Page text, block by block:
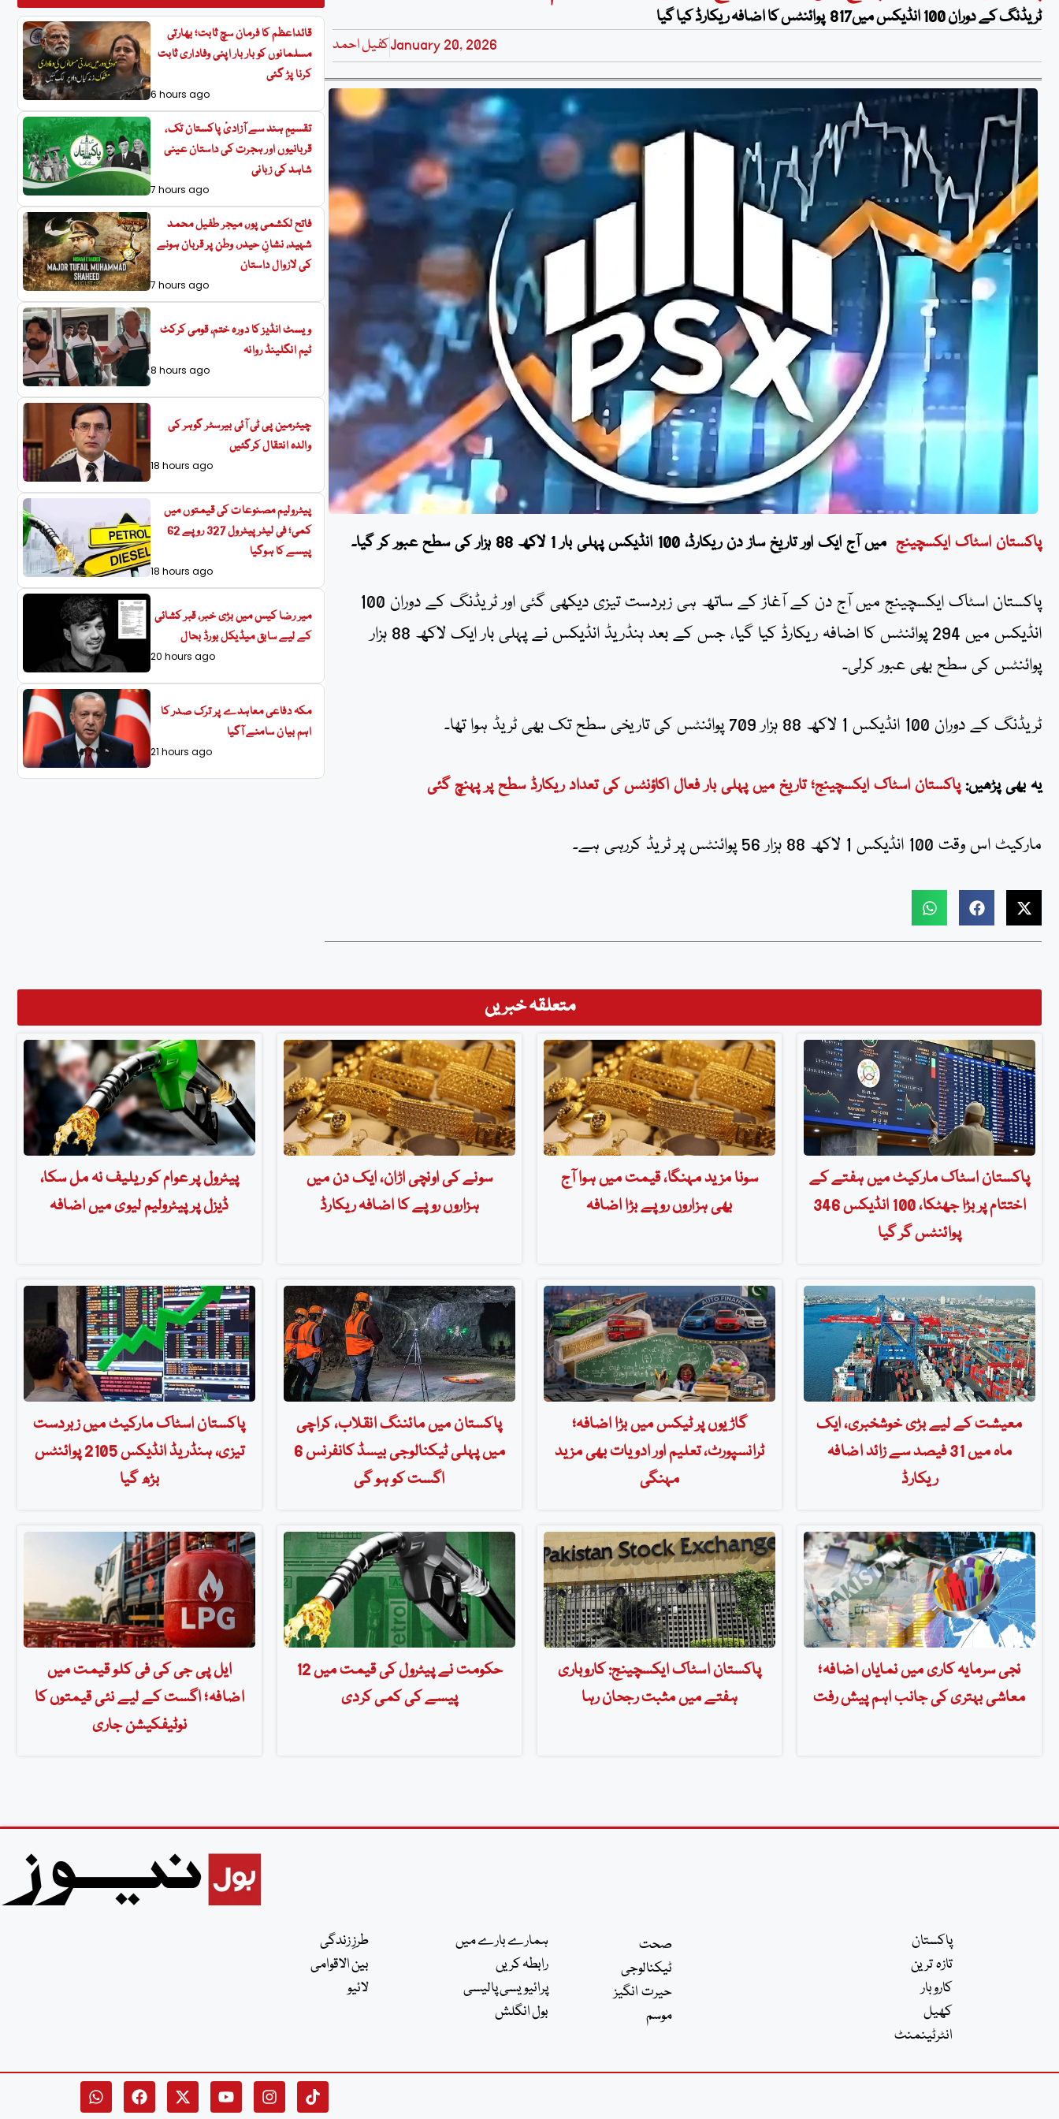
قائداعظم کا فرمان سچ ثابت؛ بھارتی
مسلمانوں کو بار بار اپنی وفاداری ثابت
کرنا پڑ گئی
6 hours ago
تقسیمِ ہند سے آزادیٔ پاکستان تک،
قربانیوں اور ہجرت کی داستان عینی
شاہد کی زبانی
7 hours ago
فاتح لکشمی پور، میجر طفیل محمد
شہید، نشانِ حیدر، وطن پر قربان ہونے
کی لازوال داستان
7 hours ago
ویسٹ انڈیز کا دورہ ختم، قومی کرکٹ
ٹیم انگلینڈ روانہ
8 hours ago
چیئرمین پی ٹی آئی بیرسٹر گوہر کی
والدہ انتقال کرگئیں
18 hours ago
پیٹرولیم مصنوعات کی قیمتوں میں
کمی؛ فی لیٹر پیٹرول 327 روپے 62
پیسے کا ہوگیا
18 hours ago
میر رضا کیس میں بڑی خبر، قبر کشائی
کے لیے سابق میڈیکل بورڈ بحال
20 hours ago
مکہ دفاعی معاہدے پر ترک صدر کا
اہم بیان سامنے آگیا
21 hours ago
ٹریڈنگ کے دوران 100 انڈیکس میں817 پوائنٹس کا اضافہ ریکارڈ کیا گیا
کفیل احمدJanuary 20, 2026
پاکستان اسٹاک ایکسچینج میں آج ایک اور تاریخ ساز دن ریکارڈ، 100 انڈیکس پہلی بار 1 لاکھ 88 ہزار کی سطح عبور کر گیا۔
پاکستان اسٹاک ایکسچینج میں آج دن کے آغاز کے ساتھ ہی زبردست تیزی دیکھی گئی اور ٹریڈنگ کے دوران 100
انڈیکس میں 294 پوائنٹس کا اضافہ ریکارڈ کیا گیا، جس کے بعد ہنڈریڈ انڈیکس نے پہلی بار ایک لاکھ 88 ہزار
پوائنٹس کی سطح بھی عبور کرلی۔
ٹریڈنگ کے دوران 100 انڈیکس 1 لاکھ 88 ہزار 709 پوائنٹس کی تاریخی سطح تک بھی ٹریڈ ہوا تھا۔
یہ بھی پڑھیں:پاکستان اسٹاک ایکسچینج؛ تاریخ میں پہلی بار فعال اکاؤنٹس کی تعداد ریکارڈ سطح پر پہنچ گئی
مارکیٹ اس وقت 100 انڈیکس 1 لاکھ 88 ہزار 56 پوائنٹس پر ٹریڈ کررہی ہے۔
متعلقہ خبریں
پاکستان اسٹاک مارکیٹ میں ہفتے کے
اختتام پر بڑا جھٹکا، 100 انڈیکس 346
پوائنٹس گر گیا
سونا مزید مہنگا، قیمت میں ہوا آج
بھی ہزاروں روپے بڑا اضافہ
سونے کی اونچی اڑان، ایک دن میں
ہزاروں روپے کا اضافہ ریکارڈ
پیٹرول پر عوام کو ریلیف نہ مل سکا،
ڈیزل پر پیٹرولیم لیوی میں اضافہ
معیشت کے لیے بڑی خوشخبری، ایک
ماہ میں 31 فیصد سے زائد اضافہ
ریکارڈ
گاڑیوں پر ٹیکس میں بڑا اضافہ؛
ٹرانسپورٹ، تعلیم اور ادویات بھی مزید
مہنگی
پاکستان میں مائننگ انقلاب، کراچی
میں پہلی ٹیکنالوجی بیسڈ کانفرنس 6
اگست کو ہو گی
پاکستان اسٹاک مارکیٹ میں زبردست
تیزی، ہنڈریڈ انڈیکس 2105 پوائنٹس
بڑھ گیا
نجی سرمایہ کاری میں نمایاں اضافہ؛
معاشی بہتری کی جانب اہم پیش رفت
پاکستان اسٹاک ایکسچینج: کاروباری
ہفتے میں مثبت رجحان رہا
حکومت نے پیٹرول کی قیمت میں 12
پیسے کی کمی کردی
ایل پی جی کی فی کلو قیمت میں
اضافہ؛ اگست کے لیے نئی قیمتوں کا
نوٹیفکیشن جاری
پاکستان
تازہ ترین
کاروبار
کھیل
انٹرٹینمنٹ
صحت
ٹیکنالوجی
حیرت انگیز
موسم
طرزِ زندگی
بین الاقوامی
لائیو
ہمارے بارے میں
رابطہ کریں
پرائیویسی پالیسی
بول انگلش